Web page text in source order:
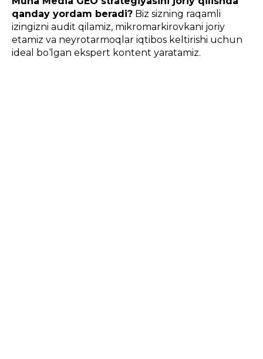
qanday yordam beradi? Biz sizning raqamli
izingizni audit qilamiz, mikromarkirovkani joriy
etamiz va neyrotarmoqlar iqtibos keltirishi uchun
ideal bo‘lgan ekspert kontent yaratamiz.